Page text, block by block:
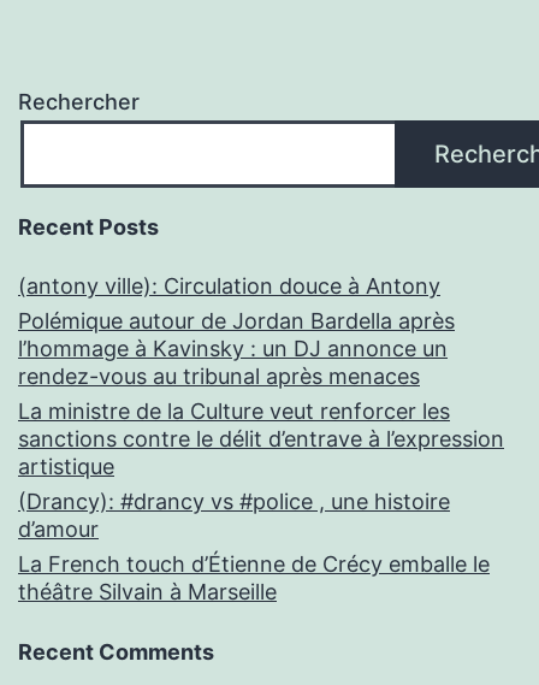
Rechercher
Recent Posts
(antony ville): Circulation douce à Antony
Polémique autour de Jordan Bardella après
l’hommage à Kavinsky : un DJ annonce un
rendez-vous au tribunal après menaces
La ministre de la Culture veut renforcer les
sanctions contre le délit d’entrave à l’expression
artistique
(Drancy): #drancy vs #police , une histoire
d’amour
La French touch d’Étienne de Crécy emballe le
théâtre Silvain à Marseille
Recent Comments